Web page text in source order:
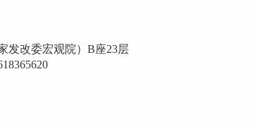
改委宏观院）B座23层